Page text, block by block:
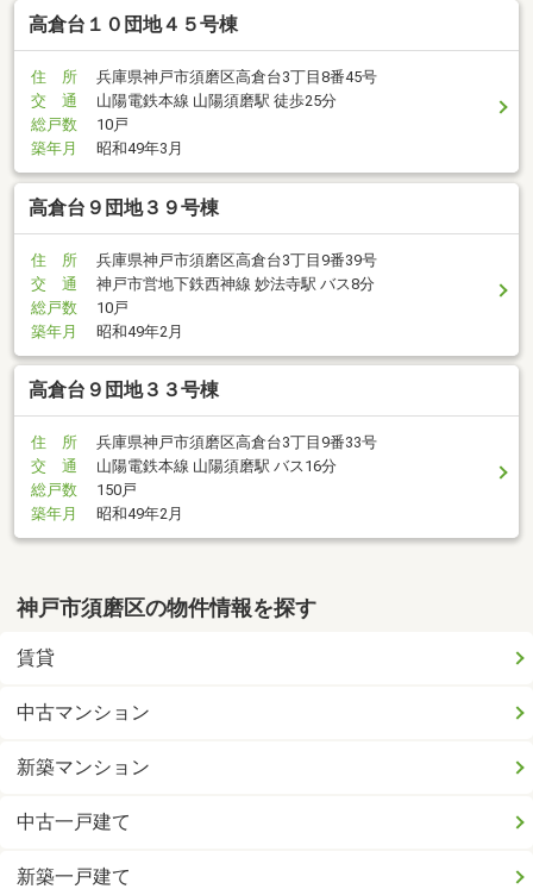
高倉台１０団地４５号棟
住 所
兵庫県神戸市須磨区高倉台3丁目8番45号
交 通
山陽電鉄本線 山陽須磨駅 徒歩25分
総戸数
10戸
築年月
昭和49年3月
高倉台９団地３９号棟
住 所
兵庫県神戸市須磨区高倉台3丁目9番39号
交 通
神戸市営地下鉄西神線 妙法寺駅 バス8分
総戸数
10戸
築年月
昭和49年2月
高倉台９団地３３号棟
住 所
兵庫県神戸市須磨区高倉台3丁目9番33号
交 通
山陽電鉄本線 山陽須磨駅 バス16分
総戸数
150戸
築年月
昭和49年2月
神戸市須磨区の物件情報を探す
賃貸
中古マンション
新築マンション
中古一戸建て
新築一戸建て